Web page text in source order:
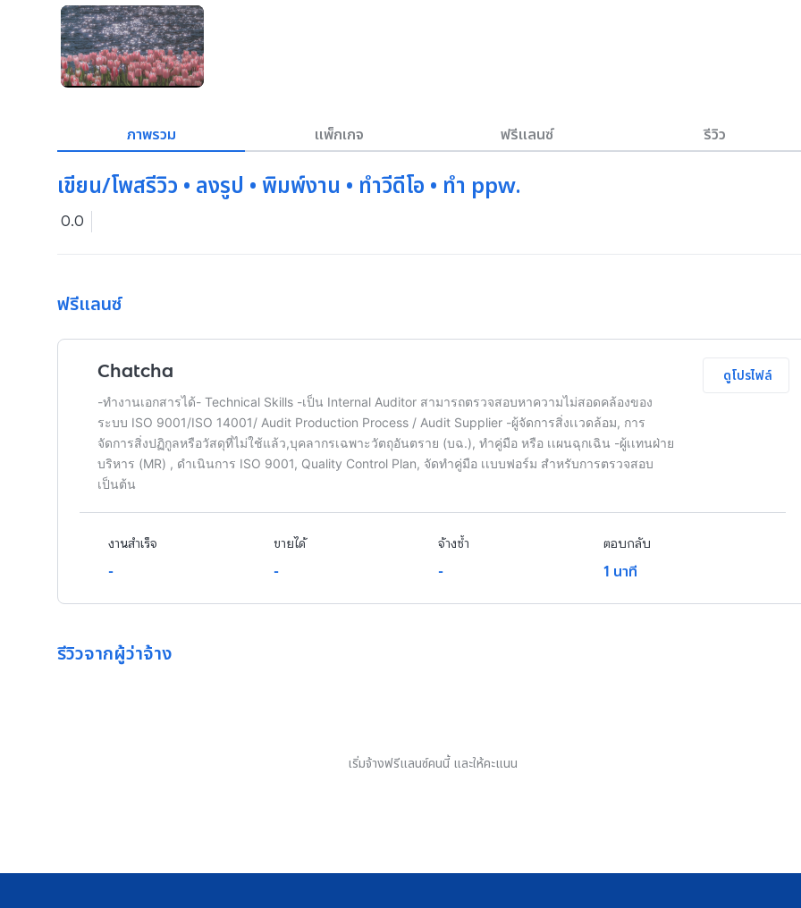
ภาพรวม แพ็กเกจ ฟรีแลนซ์ รีวิว
เขียน/โพสรีวิว • ลงรูป • พิมพ์งาน • ทำวีดีโอ • ทำ ppw.
0.0
ฟรีแลนซ์
Chatcha
-ทำงานเอกสารได้- Technical Skills -เป็น Internal Auditor สามารถตรวจสอบหาความไม่สอดคล้องของ
ระบบ ISO 9001/ISO 14001/ Audit Production Process / Audit Supplier -ผู้จัดการสิ่งเเวดล้อม, การ
จัดการสิ่งปฏิกูลหรือวัสดุที่ไม่ใช้แล้ว,บุคลากรเฉพาะวัตถุอันตราย (บฉ.), ทำคู่มือ หรือ เเผนฉุกเฉิน -ผู้เเทนฝ่าย
บริหาร (MR) , ดําเนินการ ISO 9001, Quality Control Plan, จัดทำคู่มือ เเบบฟอร์ม สำหรับการตรวจสอบ
เป็นต้น
ดูโปรไฟล์
งานสำเร็จ
-
ขายได้
-
จ้างซ้ำ
-
ตอบกลับ
1 นาที
รีวิวจากผู้ว่าจ้าง
เริ่มจ้างฟรีแลนซ์คนนี้ และให้คะแนน